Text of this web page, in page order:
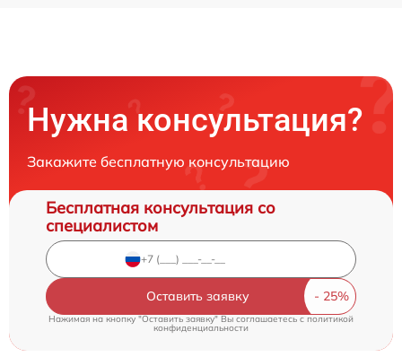
Нужна консультация?
Закажите бесплатную консультацию
Бесплатная консультация со
специалистом
Оставить заявку
Нажимая на кнопку "Оставить заявку" Вы соглашаетесь cполитикой
конфиденциальности